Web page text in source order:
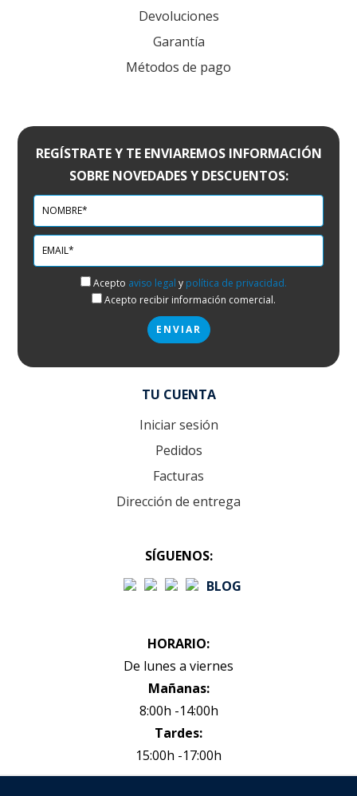
Devoluciones
Garantía
Métodos de pago
REGÍSTRATE Y TE ENVIAREMOS INFORMACIÓN
SOBRE NOVEDADES Y DESCUENTOS:
Acepto aviso legal y política de privacidad.
Acepto recibir información comercial.
TU CUENTA
Iniciar sesión
Pedidos
Facturas
Dirección de entrega
SÍGUENOS:
BLOG
HORARIO:
De lunes a viernes
Mañanas:
8:00h -14:00h
Tardes:
15:00h -17:00h